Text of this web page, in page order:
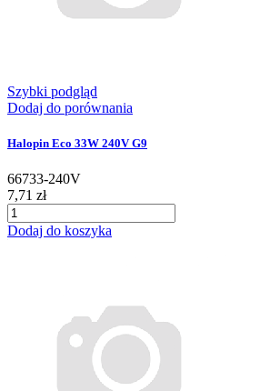
Szybki podgląd
Dodaj do porównania
Halopin Eco 33W 240V G9
66733-240V
7,71 zł
Dodaj do koszyka